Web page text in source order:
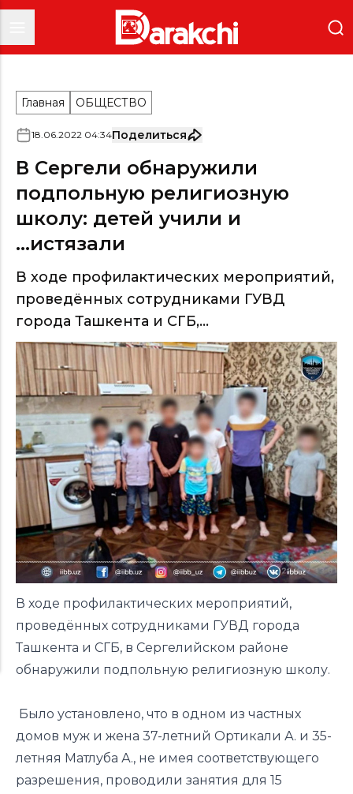
Главная ОБЩЕСТВО
18.06.2022 04:34Поделиться
В Сергели обнаружили
подпольную религиозную
школу: детей учили и
...истязали
В ходе профилактических мероприятий,
проведённых сотрудниками ГУВД
города Ташкента и СГБ,...
В ходе профилактических мероприятий,
проведённых сотрудниками ГУВД города
Ташкента и СГБ, в Сергелийском районе
обнаружили подпольную религиозную школу.
Было установлено, что в одном из частных
домов муж и жена 37-летний Ортикали А. и 35-
летняя Матлуба А., не имея соответствующего
разрешения, проводили занятия для 15